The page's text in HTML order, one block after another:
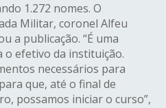
1.272 nomes. O
Militar, coronel Alfeu
a publicação. “É uma
efetivo da instituição.
necessários para
que, até o final de
possamos iniciar o curso”,